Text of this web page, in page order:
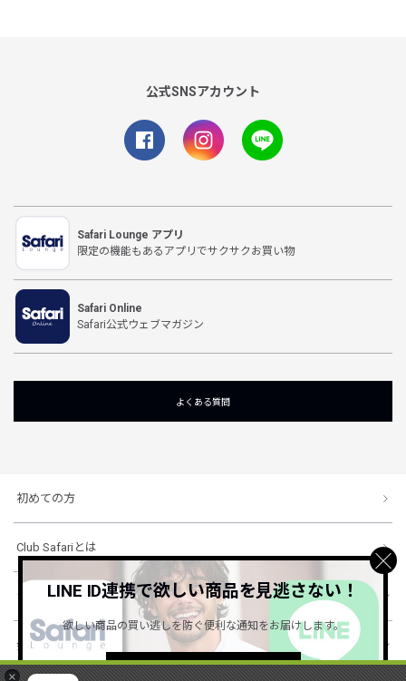
×
公式SNSアカウント
Safari Lounge アプリ
限定の機能もあるアプリでサクサクお買い物
Safari Online
Safari公式ウェブマガジン
よくある質問
初めての方
Club Safariとは
ショッピングガイド
会社概要・規約
LINE ID連携で欲しい商品を見逃さない！
欲しい商品の買い逃しを防ぐ便利な通知をお届けします。
詳しくはこちら ＞